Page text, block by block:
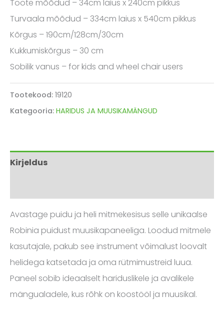
Toote mõõdud – 34cm laius x 240cm pikkus
Turvaala mõõdud – 334cm laius x 540cm pikkus
Kõrgus – 190cm/128cm/30cm
Kukkumiskõrgus – 30 cm
Sobilik vanus – for kids and wheel chair users
Tootekood: 19120
Kategooria: HARIDUS JA MUUSIKAMÄNGUD
Kirjeldus
Avastage puidu ja heli mitmekesisus selle unikaalse
Robinia puidust muusikapaneeliga. Loodud mitmele
kasutajale, pakub see instrument võimalust loovalt
helidega katsetada ja oma rütmimustreid luua.
Paneel sobib ideaalselt hariduslikele ja avalikele
mängualadele, kus rõhk on koostööl ja muusikal.